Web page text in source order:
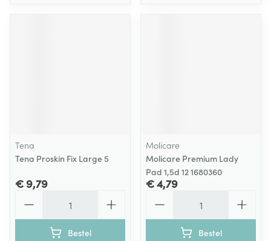
Tena
Tena Proskin Fix Large 5
€ 9,79
Bestel
Molicare
Molicare Premium Lady
Pad 1,5d 12 1680360
€ 4,79
Bestel